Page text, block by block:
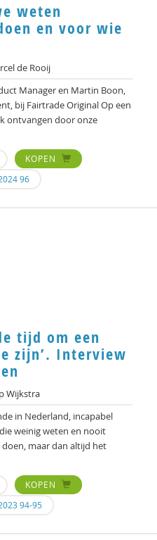
weten
en voor wie
de Rooij
Manager en Martin Boon,
bij Fairtrade Original Op een
ontvangen door onze
KOPEN
96
tijd om een
zijn’. Interview
Wijkstra
in Nederland, incapabel
weinig weten en nooit
maar dan altijd het
KOPEN
94-95